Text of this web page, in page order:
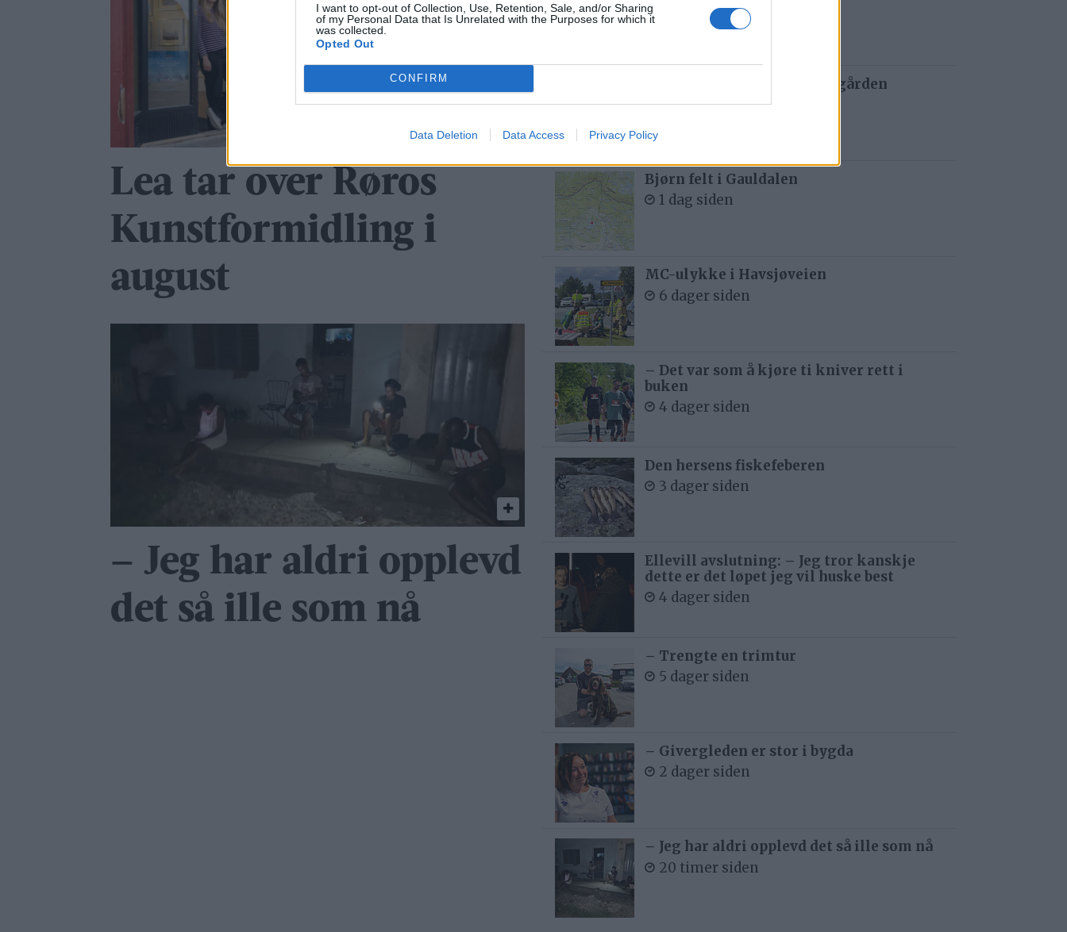
I want to opt-out of Collection, Use, Retention, Sale, and/or Sharing
of my Personal Data that Is Unrelated with the Purposes for which it
was collected.
Opted Out
CONFIRM
Data Deletion Data Access Privacy Policy
Lea tar over Røros
Kunstformidling i
august
– Jeg har aldri opplevd
det så ille som nå
6 dager siden
Med spett og tau redder de gården
4 dager siden
Bjørn felt i Gauldalen
1 dag siden
MC-ulykke i Havsjøveien
6 dager siden
– Det var som å kjøre ti kniver rett i
buken
4 dager siden
Den hersens fiskefeberen
3 dager siden
Ellevill avslutning: – Jeg tror kanskje
dette er det løpet jeg vil huske best
4 dager siden
– Trengte en trimtur
5 dager siden
– Givergleden er stor i bygda
2 dager siden
– Jeg har aldri opplevd det så ille som nå
20 timer siden